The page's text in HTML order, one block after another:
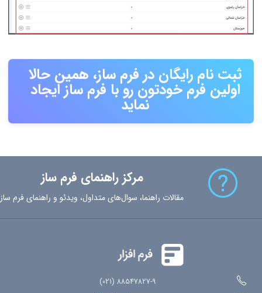
ثبت نام رایگان در فرم ساز، همین حالا
اولین فرم خودتون رو با فرم ساز ایجاد
نماید
مرکز راهنمای فرم ساز
مقالات راهنما، سوال‌های متداول، ویدئو و راهنمای فرم ساز
88547827-9 (021)